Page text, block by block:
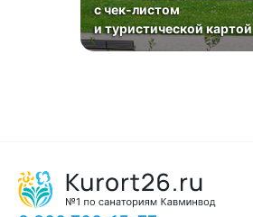
с чек-листом
и туристической картой